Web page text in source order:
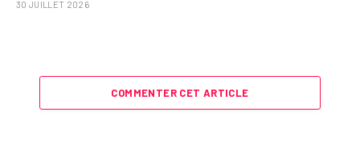
30 JUILLET 2026
COMMENTER CET ARTICLE